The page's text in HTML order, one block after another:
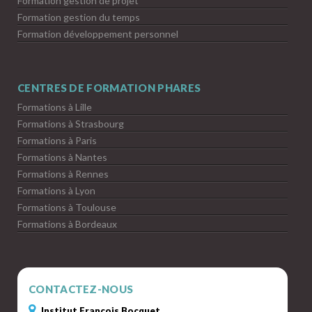
Formation gestion du temps
Formation développement personnel
CENTRES DE FORMATION PHARES
Formations à Lille
Formations à Strasbourg
Formations à Paris
Formations à Nantes
Formations à Rennes
Formations à Lyon
Formations à Toulouse
Formations à Bordeaux
CONTACTEZ-NOUS